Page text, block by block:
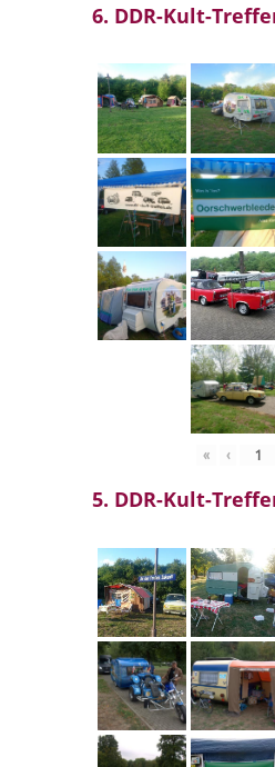
6. DDR-Kult-
« ‹
5. DDR-Kult-